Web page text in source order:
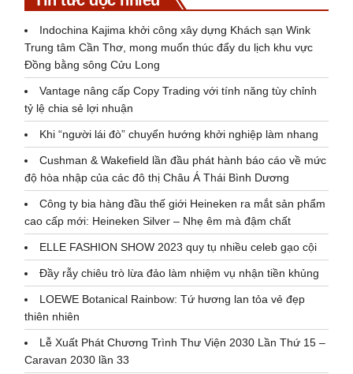
Indochina Kajima khởi công xây dựng Khách sạn Wink
Trung tâm Cần Thơ, mong muốn thúc đẩy du lịch khu vực
Đồng bằng sông Cửu Long
Vantage nâng cấp Copy Trading với tính năng tùy chỉnh
tỷ lệ chia sẻ lợi nhuận
Khi “người lái đò” chuyển hướng khởi nghiệp làm nhang
Cushman & Wakefield lần đầu phát hành báo cáo về mức
độ hòa nhập của các đô thị Châu Á Thái Bình Dương
Công ty bia hàng đầu thế giới Heineken ra mắt sản phẩm
cao cấp mới: Heineken Silver – Nhẹ êm mà đậm chất
ELLE FASHION SHOW 2023 quy tụ nhiều celeb gạo cội
Đầy rẫy chiêu trò lừa đảo làm nhiệm vụ nhận tiền khủng
LOEWE Botanical Rainbow: Tứ hương lan tỏa vẻ đẹp
thiên nhiên
Lễ Xuất Phát Chương Trình Thư Viện 2030 Lần Thứ 15 –
Caravan 2030 lần 33